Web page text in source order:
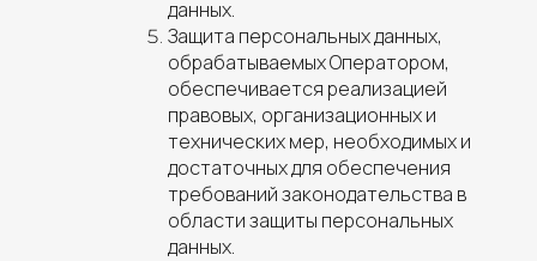
данных.
Защита персональных данных,
обрабатываемых Оператором,
обеспечивается реализацией
правовых, организационных и
технических мер, необходимых и
достаточных для обеспечения
требований законодательства в
области защиты персональных
данных.